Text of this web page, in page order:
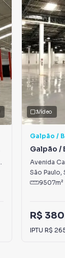
Vídeo
Galpão /
Galpão /
Vila
Avenida
São Paulo,
9507m²
R$
IPTU R$